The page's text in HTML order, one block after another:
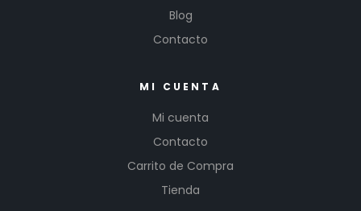
Blog
Contacto
MI CUENTA
Mi cuenta
Contacto
Carrito de Compra
Tienda